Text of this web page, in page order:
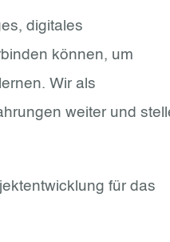
digitales
können, um
Wir als
weiter und
für das